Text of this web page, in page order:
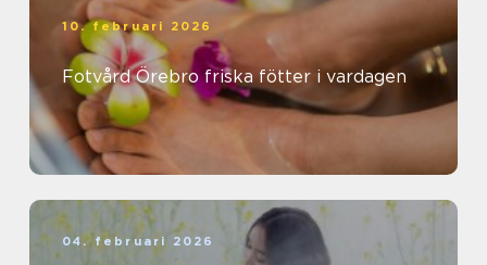
10. februari 2026
Fotvård Örebro friska fötter i vardagen
04. februari 2026